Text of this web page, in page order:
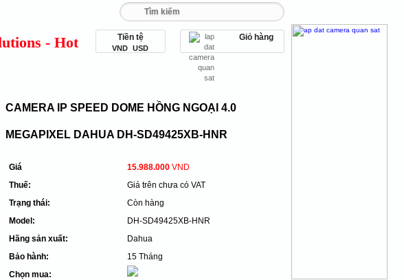
- Hotline: 093 456 9 567
Tiền tệ
VND USD
Giỏ hàng
CAMERA IP SPEED DOME HỒNG NGOẠI 4.0
MEGAPIXEL DAHUA DH-SD49425XB-HNR
Giá
Thuế:
Trạng thái:
Model:
Hãng sản xuất:
Bảo hành:
Chọn mua:
15.988.000VND
Giá trên chưa có VAT
Còn hàng
DH-SD49425XB-HNR
Dahua
15 Tháng